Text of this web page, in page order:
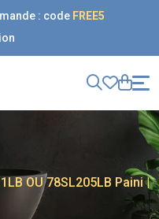
: code FREE5
OU 78SL205LB Paini |